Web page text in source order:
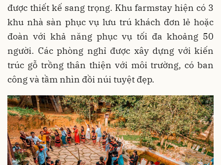
được thiết kế sang trọng. Khu farmstay hiện có 3
khu nhà sàn phục vụ lưu trú khách đơn lẻ hoặc
đoàn với khả năng phục vụ tối đa khoảng 50
người. Các phòng nghỉ được xây dựng với kiến
trúc gỗ trồng thân thiện với môi trường, có ban
công và tầm nhìn đồi núi tuyệt đẹp.